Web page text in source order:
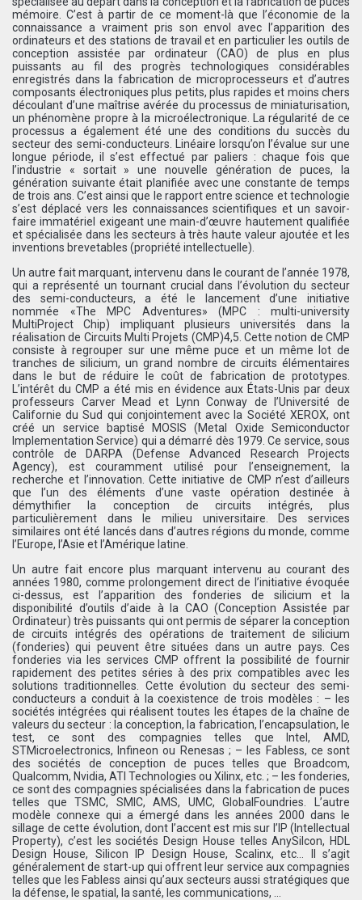
mémoire. C’est à partir de ce moment-là que l’économie de la
connaissance a vraiment pris son envol avec l’apparition des
ordinateurs et des stations de travail et en particulier les outils de
conception assistée par ordinateur (CAO) de plus en plus
puissants au fil des progrès technologiques considérables
enregistrés dans la fabrication de microprocesseurs et d’autres
composants électroniques plus petits, plus rapides et moins chers
découlant d’une maîtrise avérée du processus de miniaturisation,
un phénomène propre à la microélectronique. La régularité de ce
processus a également été une des conditions du succès du
secteur des semi-conducteurs. Linéaire lorsqu’on l’évalue sur une
longue période, il s’est effectué par paliers : chaque fois que
l’industrie « sortait » une nouvelle génération de puces, la
génération suivante était planifiée avec une constante de temps
de trois ans. C’est ainsi que le rapport entre science et technologie
s’est déplacé vers les connaissances scientifiques et un savoir-
faire immatériel exigeant une main-d’œuvre hautement qualifiée
et spécialisée dans les secteurs à très haute valeur ajoutée et les
inventions brevetables (propriété intellectuelle).
Un autre fait marquant, intervenu dans le courant de l’année 1978,
qui a représenté un tournant crucial dans l’évolution du secteur
des semi-conducteurs, a été le lancement d’une initiative
nommée «The MPC Adventures» (MPC : multi-university
MultiProject Chip) impliquant plusieurs universités dans la
réalisation de Circuits Multi Projets (CMP)4,5. Cette notion de CMP
consiste à regrouper sur une même puce et un même lot de
tranches de silicium, un grand nombre de circuits élémentaires
dans le but de réduire le coût de fabrication de prototypes.
L’intérêt du CMP a été mis en évidence aux États-Unis par deux
professeurs Carver Mead et Lynn Conway de l’Université de
Californie du Sud qui conjointement avec la Société XEROX, ont
créé un service baptisé MOSIS (Metal Oxide Semiconductor
Implementation Service) qui a démarré dès 1979. Ce service, sous
contrôle de DARPA (Defense Advanced Research Projects
Agency), est couramment utilisé pour l’enseignement, la
recherche et l’innovation. Cette initiative de CMP n’est d’ailleurs
que l’un des éléments d’une vaste opération destinée à
démythifier la conception de circuits intégrés, plus
particulièrement dans le milieu universitaire. Des services
similaires ont été lancés dans d’autres régions du monde, comme
l’Europe, l’Asie et l’Amérique latine.
Un autre fait encore plus marquant intervenu au courant des
années 1980, comme prolongement direct de l’initiative évoquée
ci-dessus, est l’apparition des fonderies de silicium et la
disponibilité d’outils d’aide à la CAO (Conception Assistée par
Ordinateur) très puissants qui ont permis de séparer la conception
de circuits intégrés des opérations de traitement de silicium
(fonderies) qui peuvent être situées dans un autre pays. Ces
fonderies via les services CMP offrent la possibilité de fournir
rapidement des petites séries à des prix compatibles avec les
solutions traditionnelles. Cette évolution du secteur des semi-
conducteurs a conduit à la coexistence de trois modèles : – les
sociétés intégrées qui réalisent toutes les étapes de la chaîne de
valeurs du secteur : la conception, la fabrication, l’encapsulation, le
test, ce sont des compagnies telles que Intel, AMD,
STMicroelectronics, Infineon ou Renesas ; – les Fabless, ce sont
des sociétés de conception de puces telles que Broadcom,
Qualcomm, Nvidia, ATI Technologies ou Xilinx, etc. ; – les fonderies,
ce sont des compagnies spécialisées dans la fabrication de puces
telles que TSMC, SMIC, AMS, UMC, GlobalFoundries. L’autre
modèle connexe qui a émergé dans les années 2000 dans le
sillage de cette évolution, dont l’accent est mis sur l’IP (Intellectual
Property), c’est les sociétés Design House telles AnySilcon, HDL
Design House, Silicon IP Design House, Scalinx, etc… Il s’agit
généralement de start-up qui offrent leur service aux compagnies
telles que les Fabless ainsi qu’aux secteurs aussi stratégiques que
la défense, le spatial, la santé, les communications, …